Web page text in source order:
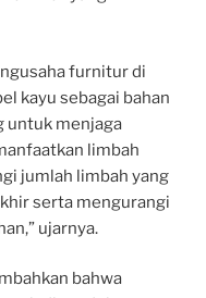
furnitur di
kayu sebagai bahan
untuk menjaga
limbah
jumlah limbah yang
serta mengurangi
ujarnya.
bahwa